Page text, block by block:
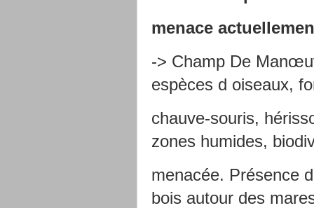
menace
-> Champ De
espèces d oiseaux,
chauve-souris,
zones humides,
menacée. Présence
bois autour des